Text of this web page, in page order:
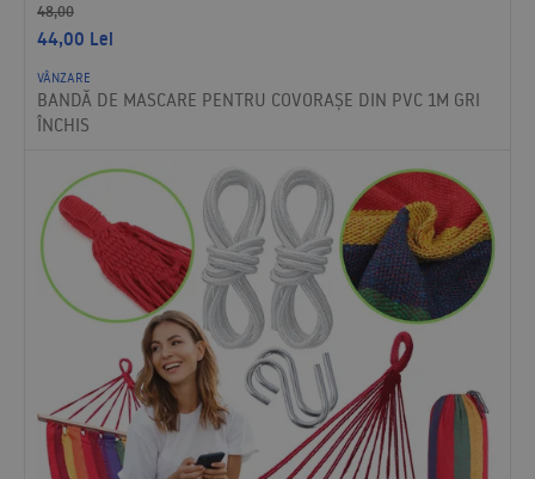
48,00
44,00 Lei
VÂNZARE
BANDĂ DE MASCARE PENTRU COVORAȘE DIN PVC 1M GRI
ÎNCHIS